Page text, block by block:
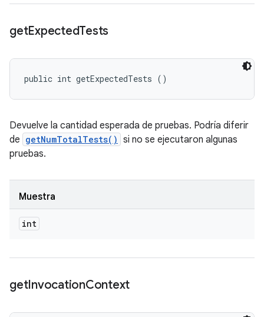
getExpectedTests
public int getExpectedTests ()
Devuelve la cantidad esperada de pruebas. Podría diferir
de getNumTotalTests() si no se ejecutaron algunas
pruebas.
Muestra
int
getInvocationContext